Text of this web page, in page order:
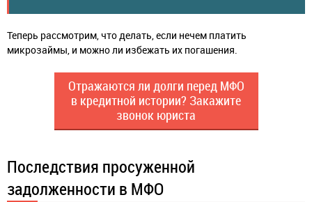
Теперь рассмотрим, что делать, если нечем платить
микрозаймы, и можно ли избежать их погашения.
Отражаются ли долги перед МФО
в кредитной истории? Закажите
звонок юриста
Последствия просуженной
задолженности в МФО